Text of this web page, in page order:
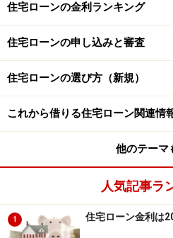
住宅ローンの金利ランキング
住宅ローンの申し込みと審査
住宅ローンの選び方（新規）
これから借りる住宅ローン関連情
他のテーマ
人気記事ラ
1 住宅ローン金利は